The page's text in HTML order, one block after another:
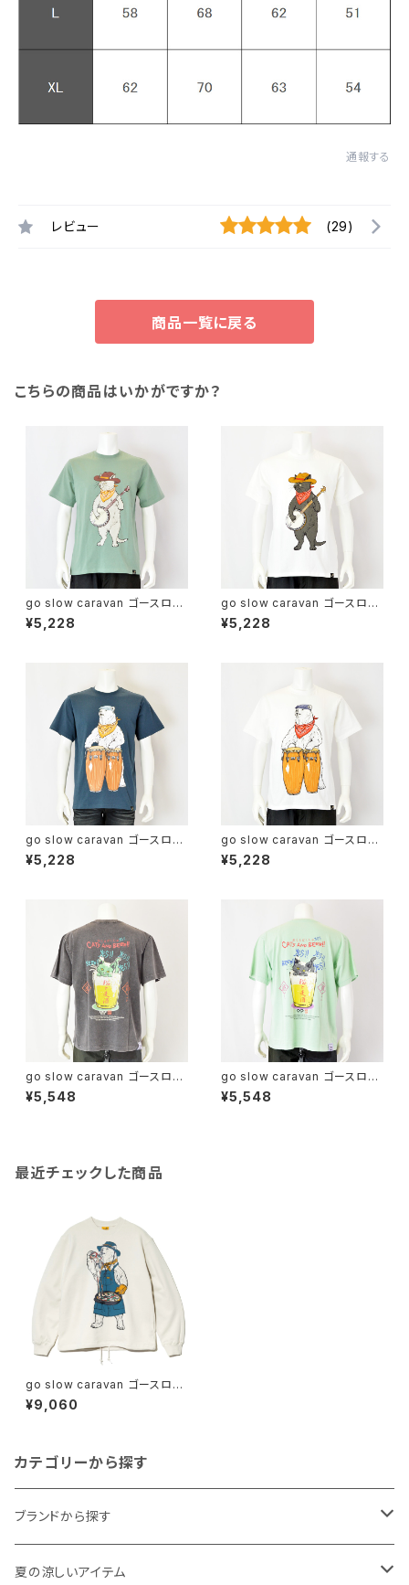
通報する
レビュー (29)
商品一覧に戻る
こちらの商品はいかがですか？
go slow caravan ゴースロー
キャラバン｜綿100％バンジョー
猫プリント半袖Tシャツ｜USA/
¥5,228
go slow caravan ゴースロー
キャラバン｜綿100％バンジョー
猫プリント半袖Tシャツ｜USA/
¥5,228
go slow caravan ゴースロー
キャラバン｜綿100％コンガクマ
プリント半袖Tシャツ｜USA/C
¥5,228
go slow caravan ゴースロー
キャラバン｜綿100％コンガクマ
プリント半袖Tシャツ｜USA/C
¥5,228
go slow caravan ゴースロー
キャラバン｜接触冷感 猫と麦酒
デザイン半袖Tシャツ｜RAY綿
¥5,548
go slow caravan ゴースロー
キャラバン｜接触冷感 猫と麦酒
デザイン半袖Tシャツ｜RAY綿
¥5,548
最近チェックした商品
go slow caravan ゴースロー
キャラバン｜空紡糸裏毛 スキレ
ットピザクマ ヘムスピンドルクル
¥9,060
カテゴリーから探す
ブランドから探す
THE NORTH FACE
夏の涼しいアイテム